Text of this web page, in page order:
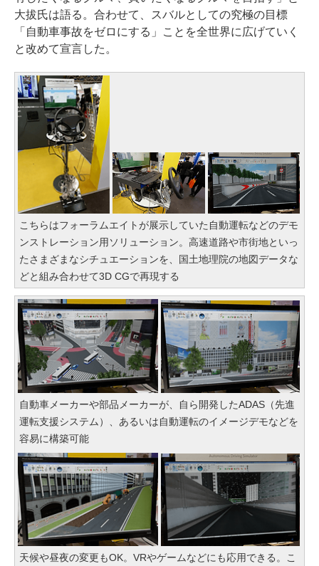
大拔氏は語る。合わせて、スバルとしての究極の目標
「自動車事故をゼロにする」ことを全世界に広げていく
と改めて宣言した。
こちらはフォーラムエイトが展示していた自動運転などのデモ
ンストレーション用ソリューション。高速道路や市街地といっ
たさまざまなシチュエーションを、国土地理院の地図データな
どと組み合わせて3D CGで再現する
自動車メーカーや部品メーカーが、自ら開発したADAS（先進
運転支援システム）、あるいは自動運転のイメージデモなどを
容易に構築可能
天候や昼夜の変更もOK。VRやゲームなどにも応用できる。こ